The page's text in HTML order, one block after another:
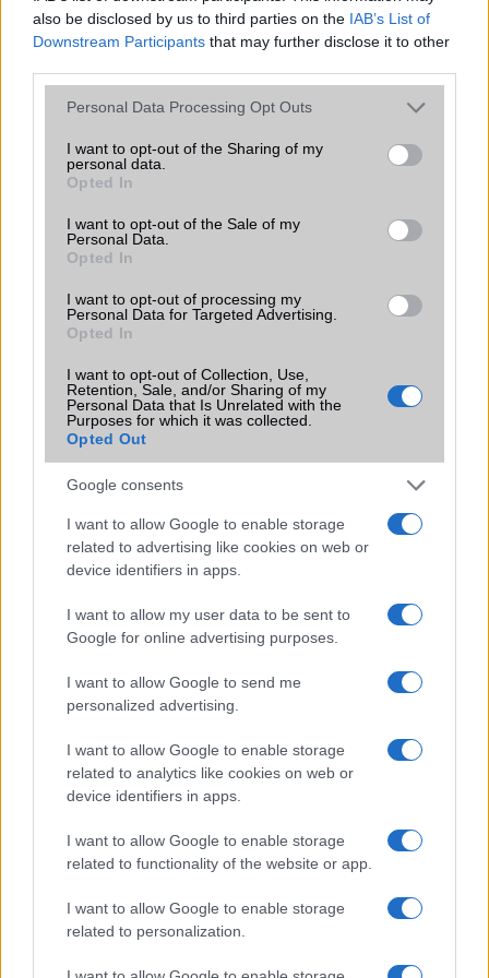
also be disclosed by us to third parties on the IAB’s List of
Downstream Participants that may further disclose it to other
Please note that this website/app uses one or more Google
not limited to your visit or usage behaviour. You may click to
grant or deny consent to Google and its third-party tags to
use your data for below specified purposes in below Google
consent section.
Personal Data Processing Opt Outs
I want to opt-out of the Sharing of my
personal data.
Opted In
I want to opt-out of the Sale of my
Personal Data.
Opted In
I want to opt-out of processing my
Personal Data for Targeted Advertising.
Opted In
I want to opt-out of Collection, Use,
Retention, Sale, and/or Sharing of my
Personal Data that Is Unrelated with the
Purposes for which it was collected.
Opted Out
Google consents
I want to allow Google to enable storage
related to advertising like cookies on web or
device identifiers in apps.
I want to allow my user data to be sent to
Google for online advertising purposes.
I want to allow Google to send me
personalized advertising.
I want to allow Google to enable storage
related to analytics like cookies on web or
device identifiers in apps.
I want to allow Google to enable storage
related to functionality of the website or app.
I want to allow Google to enable storage
related to personalization.
ami a fontosabb részleteket illeti.
KAPCSOLÓDÓ HÍREK
Samsung Galaxy S III: négy mag, 1.5 GHz, 1080p kijelző,
kerámia burkolat
Itt az új Galaxy reklám, érkezik az SGS3
Samsung Galaxy S3 kékben és fehérben
Megjelent a Samsung Galaxy S3: vérbeli csúcsmobil
Újabb siker: tízmillió eladott Galaxy Note
További hírek
LEGOLVASOTTABBAK
Számos népszerű Samsung Galaxy készülék kimarad a One
UI 9 frissítésből – itt a lista az érintett modellekről
iPhone 18 bemutató dátum - ekkor rántja le a leplet az
Apple az új csúcsmobilokról
észrevétlenül könnyíti meg a mindennapokat
telefonunkon
Ez a rejtett Samsung funkció teljesen megváltoztatja a
mobilhasználatot – sokan mégsem tudnak róla